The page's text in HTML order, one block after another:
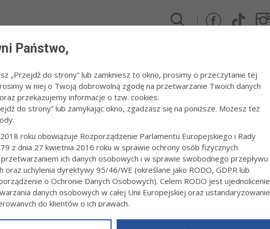
/ Śniadanie na Rynku
NA RYNKU
fot. Paweł Topolski
Państwo,
„Przejdź do strony” lub zamkniesz to okno, prosimy o przeczytanie tej
w niej o Twoją dobrowolną zgodę na przetwarzanie Twoich danych
przekazujemy informacje o tzw. cookies.
do strony” lub zamykając okno, zgadzasz się na poniższe. Możesz też
roku obowiązuje Rozporządzenie Parlamentu Europejskiego i Rady
z dnia 27 kwietnia 2016 roku w sprawie ochrony osób fizycznych
ich danych osobowych i w sprawie swobodnego przepływu
oraz uchylenia dyrektywy 95/46/WE (określane jako RODO, GDPR lub
o Ochronie Danych Osobowych). Celem RODO jest ujednolicenie
danych osobowych w całej Unii Europejskiej oraz ustandaryzowanie
do klientów o ich prawach.
powyższym, w zakładceRODOna stroniehttps://www.tarnow.pl/Wiecej-